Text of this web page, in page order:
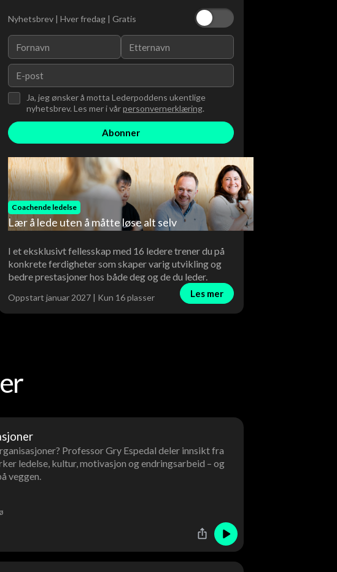
Nyhetsbrev | Hver fredag | Gratis
Ja, jeg ønsker å motta Lederpoddens ukentlige
nyhetsbrev. Les mer i vårpersonvernerklæring.
Coachende ledelse
Lær å lede uten å måtte løse alt selv
I et eksklusivt fellesskap med 16 ledere trener du på
konkrete ferdigheter som skaper varig utvikling og
bedre prestasjoner hos både deg og de du leder.
Oppstart januar 2027 | Kun 16 plasser Les mer
Professor Gry Espedal deler innsikt fra
ledelse, kultur, motivasjon og endringsarbeid – og
veggen.